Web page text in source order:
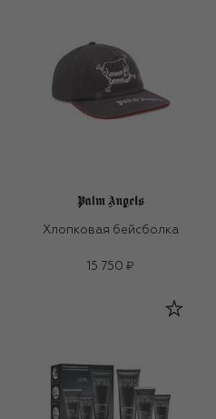
Хлопковая бейсболка
15 750 ₽